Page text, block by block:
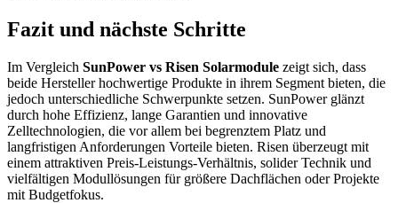
Fazit und nächste Schritte
Im Vergleich SunPower vs Risen Solarmodule zeigt sich, dass
beide Hersteller hochwertige Produkte in ihrem Segment bieten, die
jedoch unterschiedliche Schwerpunkte setzen. SunPower glänzt
durch hohe Effizienz, lange Garantien und innovative
Zelltechnologien, die vor allem bei begrenztem Platz und
langfristigen Anforderungen Vorteile bieten. Risen überzeugt mit
einem attraktiven Preis-Leistungs-Verhältnis, solider Technik und
vielfältigen Modullösungen für größere Dachflächen oder Projekte
mit Budgetfokus.